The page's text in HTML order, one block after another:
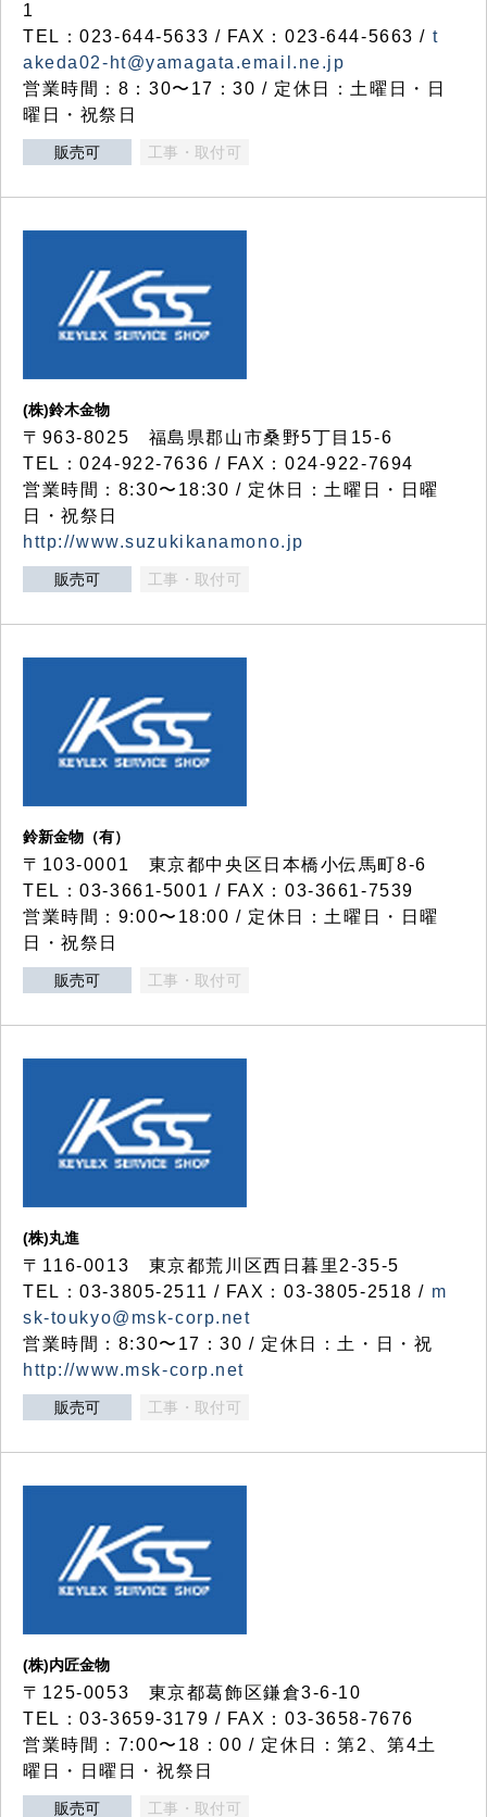
1
TEL：023-644-5633 / FAX：023-644-5663 / t
akeda02-ht@yamagata.email.ne.jp
営業時間：8：30〜17：30 / 定休日：土曜日・日
曜日・祝祭日
販売可 工事・取付可
(株)鈴木金物
〒963-8025 福島県郡山市桑野5丁目15-6
TEL：024-922-7636 / FAX：024-922-7694
営業時間：8:30〜18:30 / 定休日：土曜日・日曜
日・祝祭日
http://www.suzukikanamono.jp
販売可 工事・取付可
鈴新金物（有）
〒103-0001 東京都中央区日本橋小伝馬町8-6
TEL：03-3661-5001 / FAX：03-3661-7539
営業時間：9:00〜18:00 / 定休日：土曜日・日曜
日・祝祭日
販売可 工事・取付可
(株)丸進
〒116-0013 東京都荒川区西日暮里2-35-5
TEL：03-3805-2511 / FAX：03-3805-2518 / m
sk-toukyo@msk-corp.net
営業時間：8:30〜17：30 / 定休日：土・日・祝
http://www.msk-corp.net
販売可 工事・取付可
(株)内匠金物
〒125-0053 東京都葛飾区鎌倉3-6-10
TEL：03-3659-3179 / FAX：03-3658-7676
営業時間：7:00〜18：00 / 定休日：第2、第4土
曜日・日曜日・祝祭日
販売可 工事・取付可